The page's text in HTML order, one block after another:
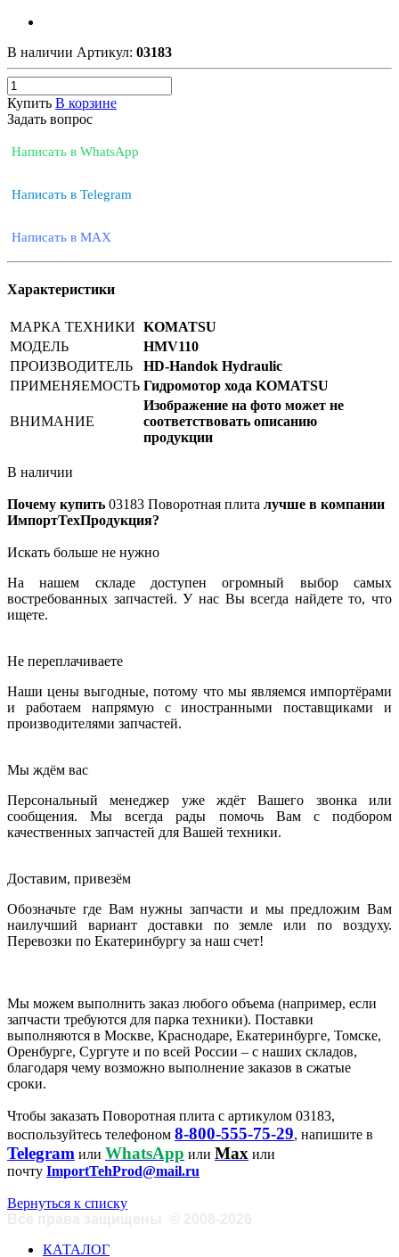
В наличии Артикул: 03183
Купить В корзине
Задать вопрос
Написать в WhatsApp
Написать в Telegram
Написать в MAX
Характеристики
МАРКА ТЕХНИКИ KOMATSU
МОДЕЛЬ
HMV110
ПРОИЗВОДИТЕЛЬ
HD-Handok Hydraulic
ПРИМЕНЯЕМОСТЬ Гидромотор хода KOMATSU
ВНИМАНИЕ
Изображение на фото может не
соответствовать описанию
продукции
В наличии
Почему купить 03183 Поворотная плита лучше в компании
ИмпортТехПродукция?
Искать больше не нужно
На нашем складе доступен огромный выбор самых
востребованных запчастей. У нас Вы всегда найдете то, что
ищете.
Не переплачиваете
Наши цены выгодные, потому что мы являемся импортёрами
и работаем напрямую с иностранными поставщиками и
производителями запчастей.
Мы ждём вас
Персональный менеджер уже ждёт Вашего звонка или
сообщения. Мы всегда рады помочь Вам с подбором
качественных запчастей для Вашей техники.
Доставим, привезём
Обозначьте где Вам нужны запчасти и мы предложим Вам
наилучший вариант доставки по земле или по воздуху.
Перевозки по Екатеринбургу за наш счет!
Мы можем выполнить заказ любого объема (например, если
запчасти требуются для парка техники). Поставки
выполняются в Москве, Краснодаре, Екатеринбурге, Томске,
Оренбурге, Сургуте и по всей России – с наших складов,
благодаря чему возможно выполнение заказов в сжатые
сроки.
Чтобы заказать Поворотная плита с артикулом 03183,
воспользуйтесь телефоном 8-800-555-75-29, напишите в
Telegram или WhatsApp или Max или
почту ImportTehProd@mail.ru
Вернуться к списку
КАТАЛОГ